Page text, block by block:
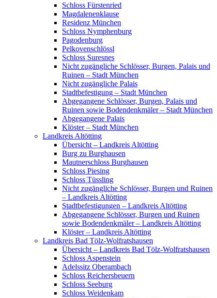
Schloss Fürstenried
Magdalenenklause
Residenz München
Schloss Nymphenburg
Pagodenburg
Pelkovenschlössl
Schloss Suresnes
Nicht zugängliche Schlösser, Burgen, Palais und
Ruinen – Stadt München
Nicht zugängliche Palais
Stadtbefestigung – Stadt München
Abgegangene Schlösser, Burgen, Palais und
Ruinen sowie Bodendenkmäler – Stadt München
Abgegangene Palais
Klöster – Stadt München
Landkreis Altötting
Übersicht – Landkreis Altötting
Burg zu Burghausen
Mautnerschloss Burghausen
Schloss Piesing
Schloss Tüssling
Nicht zugängliche Schlösser, Burgen und Ruinen
– Landkreis Altötting
Stadtbefestigungen – Landkreis Altötting
Abgegangene Schlösser, Burgen und Ruinen
sowie Bodendenkmäler – Landkreis Altötting
Klöster – Landkreis Altötting
Landkreis Bad Tölz-Wolfratshausen
Übersicht – Landkreis Bad Tölz-Wolfratshausen
Schloss Aspenstein
Adelssitz Oberambach
Schloss Reichersbeuern
Schloss Seeburg
Schloss Weidenkam